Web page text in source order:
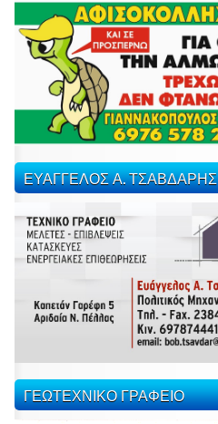
ΕΥΑΓΓΕΛΟΣ Α. ΤΣΑΒΔΑΡΗΣ
ΓΕΩΤΕΧΝΙΚΟ ΓΡΑΦΕΙΟ